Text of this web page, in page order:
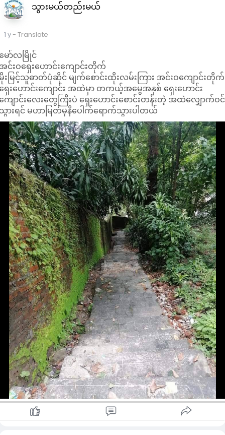
သွားမယ်တည်းမယ်
1 y- Translate
ော်လမြိုင်
င်းဝ​ရှေး​ဟောင်း​ကျောင်းတိုက်
းမြင့်သူဓာတ်ပုံဆိုင် မျက်စောင်းထိုးလမ်းကြား အင်းဝကျောင်းတိုက်
ေးဟောင်းကျောင်း အထဲမှာ တကယ့်အမွေအနှစ် ရှေးဟောင်း
ျောင်းလေးတွေကြီးပဲ ရှေးဟောင်းစောင်းတန်းတဲ့ အထဲလျှောက်ဝင်
ားရင် မဟာမြတ်မုနိပေါက်ရောက်သွားပါတယ်